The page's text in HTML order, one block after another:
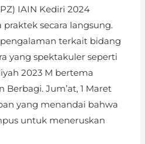
IAIN Kediri 2024
secara langsung.
terkait bidang
yang spektakuler seperti
2023 M bertema
Jum’at, 1 Maret
yang menandai bahwa
untuk meneruskan